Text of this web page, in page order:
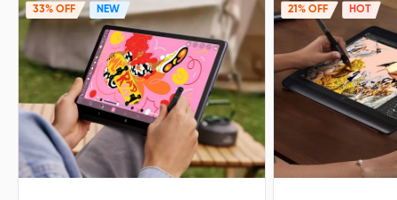
33% OFF NEW 21% OFF HOT